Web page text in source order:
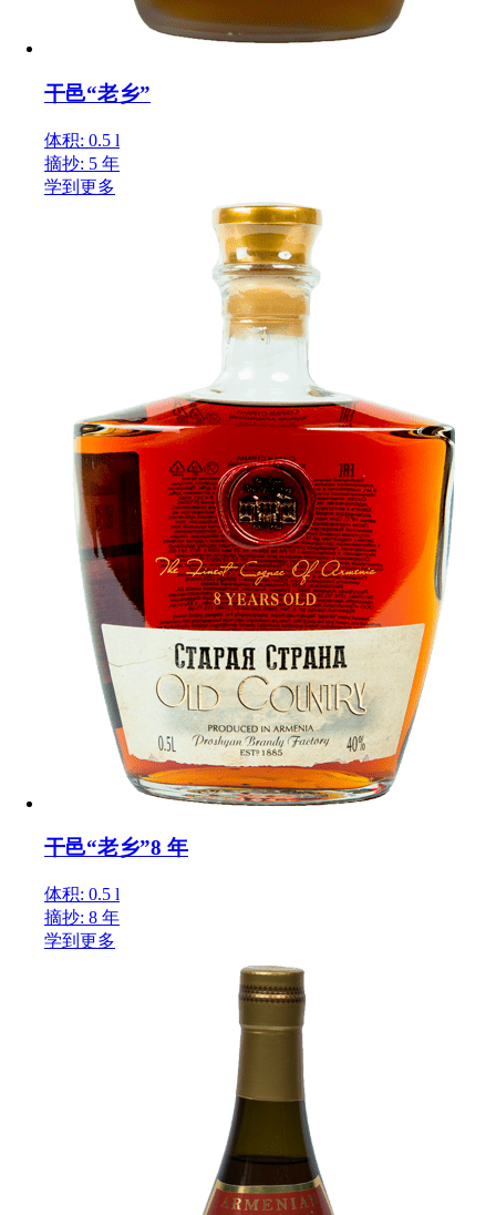
干邑“老乡”
体积: 0.5 l
摘抄: 5 年
学到更多
干邑“老乡”8 年
体积: 0.5 l
摘抄: 8 年
学到更多